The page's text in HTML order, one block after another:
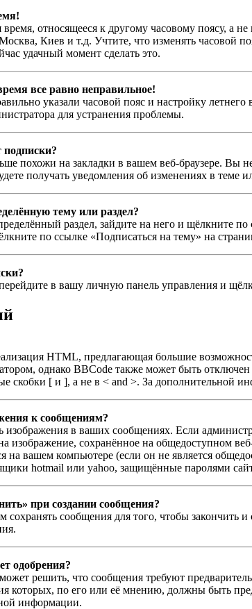
относящееся к другому часовому поясу, а
Киев и т.д. Учтите, что изменять часовой
удачный момент сделать это.
все равно неправильное!
указали часовой пояс и настройку
для устранения проблемы.
похожи на закладки в вашем веб-браузере. Вы
получать уведомления об изменениях в
тему или раздел?
раздел, зайдите на него и щёлкните
по ссылке «Подписаться на тему» на
в вашу личную панель управления и
HTML, предлагающая большие
однако BBCode также может быть
скобки [ и ], а не в < and >. За дополнительной
к сообщениям?
изображения в ваших сообщениях. Если
изображение, сохранённое на общедоступном
на вашем компьютере (если он не является
hotmail или yahoo, защищённые паролями
при создании сообщения?
сохранять сообщения для того, чтобы
одобрения?
решить, что сообщения требуют
которых, по его или её мнению, должны быть
информации.